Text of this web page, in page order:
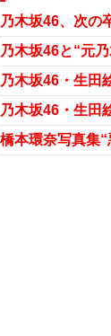
乃木坂46、次の